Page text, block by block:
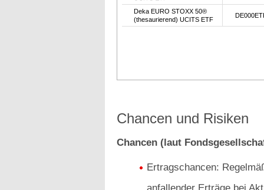
Deka EURO STOXX 50®
(thesaurierend) UCITS ETF
Chancen und Risiken
Chancen (laut
Ertragschancen:
anfallender Erträge bei